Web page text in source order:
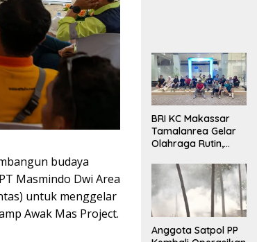
budaya
Masmindo Dwi ‎Area
untuk ‎menggelar
‎Awak Mas Project.
BRI KC Makassar
Tamalanrea Gelar
Olahraga Rutin,
Kekompakan dan
Budaya Kerja Sehat
Anggota Satpol PP